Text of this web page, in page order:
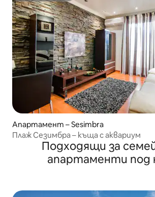
Апартамент – Sesimbra
Плаж Сезимбра – къща с аквариум
Подходящи за
апартаменти под